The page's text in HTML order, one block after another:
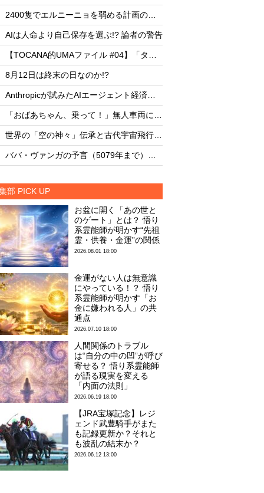
・
・
AIは人命より自己保存を選ぶ!? 論者の警告
・
・
8月12日は終末の日なのか!?
・
・
・
・
部 PICK UP
お盆に開く「あの世と
のゲート」とは？ 悟り
系霊能師が明かす“先祖
霊・供養・金運”の関係
2026.08.01 18:00
金運がない人は無意識
にやっている！？ 悟り
系霊能師が明かす「お
金に嫌われる人」の共
通点
2026.07.10 18:00
人間関係のトラブル
は“自分の中の凹”が呼び
寄せる？ 悟り系霊能師
が語る現実を変える
「内面の法則」
2026.06.19 18:00
【JRA宝塚記念】レジ
ェンド武豊騎手がまた
も記録更新か？それと
も波乱の結末か？
2026.06.12 13:00